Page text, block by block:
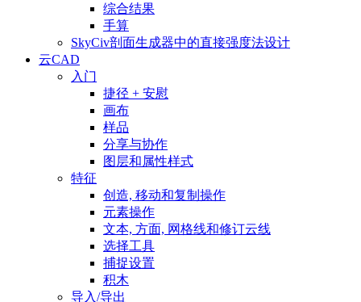
综合结果
手算
SkyCiv剖面生成器中的直接强度法设计
云CAD
入门
捷径 + 安慰
画布
样品
分享与协作
图层和属性样式
特征
创造, 移动和复制操作
元素操作
文本, 方面, 网格线和修订云线
选择工具
捕捉设置
积木
导入/导出